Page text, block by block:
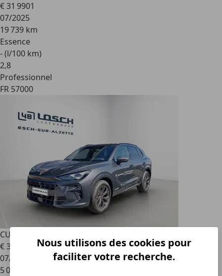
€ 31 9901
07/2025
19 739 km
Essence
- (l/100 km)
2,8
Professionnel
FR 57000
CUPRA Terramar
€ 39 990
07/2026
5 000 km
Nous utilisons des cookies pour
faciliter votre recherche.